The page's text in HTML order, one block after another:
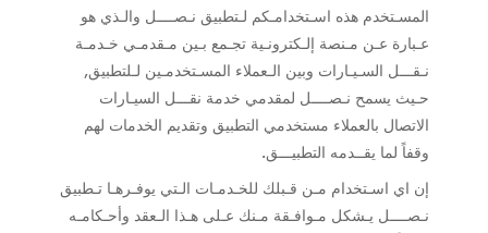
المسـتخدم هذه اسـتخدامـكم لـتطبيق نـصــــل والـذي هو
عـبارة عـن مـنصة إلـكترونـية تجـمع بـين مـقدمـي خـدمـة
نـقـــل السـيـارات وبين الـعملاء المسـتخدمـين لـلتطبيق,
حـيث يسمح نـصــــل لمقدمي خدمة نقـــل السيـارات
الاتصال بالعملاء مستخدمي التطبيق وتقديم الخدمات لهم
وقفاً لما يقــدمه التطبيـــق.
إن اي اسـتخدام مـن قـبلك للخـدمـات الـتي يوفـرهـا تـطبيق
نـصــــل يـشكل مـوافـقة مـنك عـلى هـذا الـعقد وأحـكامـه